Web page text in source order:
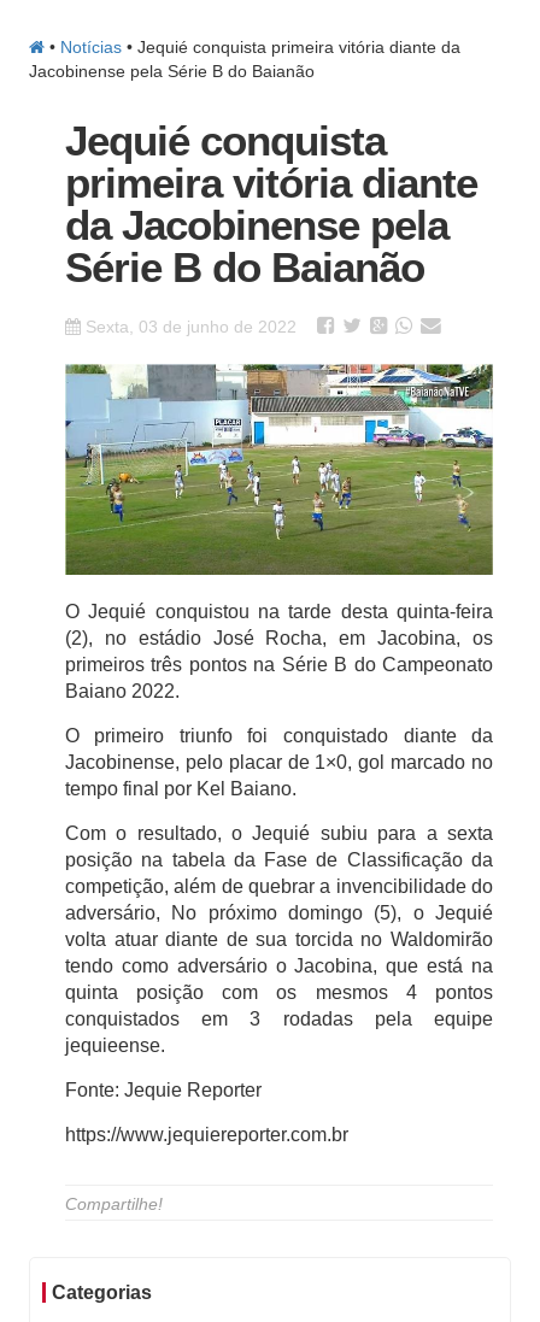
• Notícias •Jequié conquista primeira vitória diante da
Jacobinense pela Série B do Baianão
Jequié conquista
primeira vitória diante
da Jacobinense pela
Série B do Baianão
Sexta, 03 de junho de 2022
O Jequié conquistou na tarde desta quinta-feira
(2), no estádio José Rocha, em Jacobina, os
primeiros três pontos na Série B do Campeonato
Baiano 2022.
O primeiro triunfo foi conquistado diante da
Jacobinense, pelo placar de 1×0, gol marcado no
tempo final por Kel Baiano.
Com o resultado, o Jequié subiu para a sexta
posição na tabela da Fase de Classificação da
competição, além de quebrar a invencibilidade do
adversário, No próximo domingo (5), o Jequié
volta atuar diante de sua torcida no Waldomirão
tendo como adversário o Jacobina, que está na
quinta posição com os mesmos 4 pontos
conquistados em 3 rodadas pela equipe
jequieense.
Fonte: Jequie Reporter
https://www.jequiereporter.com.br
Compartilhe!
Categorias